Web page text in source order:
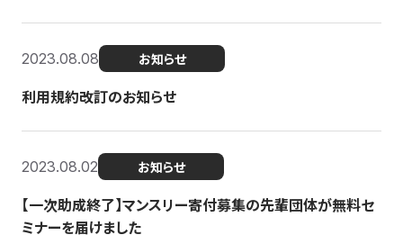
2023.08.08 お知らせ
利用規約改訂のお知らせ
2023.08.02 お知らせ
【一次助成終了】マンスリー寄付募集の先輩団体が無料セ
ミナーを届けました